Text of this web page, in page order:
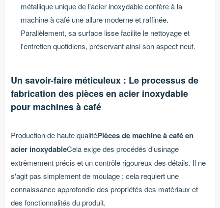
métallique unique de l'acier inoxydable confère à la
machine à café une allure moderne et raffinée.
Parallèlement, sa surface lisse facilite le nettoyage et
l'entretien quotidiens, préservant ainsi son aspect neuf.
Un savoir-faire méticuleux : Le processus de
fabrication des pièces en acier inoxydable
pour machines à café
Production de haute qualitéPièces de machine à café en
acier inoxydableCela exige des procédés d'usinage
extrêmement précis et un contrôle rigoureux des détails. Il ne
s'agit pas simplement de moulage ; cela requiert une
connaissance approfondie des propriétés des matériaux et
des fonctionnalités du produit.